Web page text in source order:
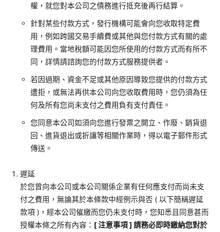
權，就您對本公司之債務進行抵充後再行結算。
針對某些付款方式，發行機構可能會向您收取特定費
用，例如跨國交易手續費或其他與您付款方式有關的處
理費用。當地稅額可能因您所使用的付款方式而有所不
同，詳情請諮詢您的付款方式服務提供者。
若因過期、資金不足或其他原因導致您提供的付款方式
遭拒，或無法再供本公司向您收取費用時，您仍須為任
何及所有您尚未支付之費用負有支付責任。
您同意本公司如須向您進行發票之開立、作廢、銷貨退
回、進貨退出或折讓等相關作業時，得以電子郵件形式
傳送。
遲延
於您曾向本公司或本公司關係企業有任何應支付而尚未支
付之費用，無論其於本條款中經例示與否 ( 以下簡稱遲延
款項 ) ，經本公司催繳而您仍未支付時，您知悉且同意甚而
授權本條之所有內容： [注意事項] 請務必即時繳納您對於